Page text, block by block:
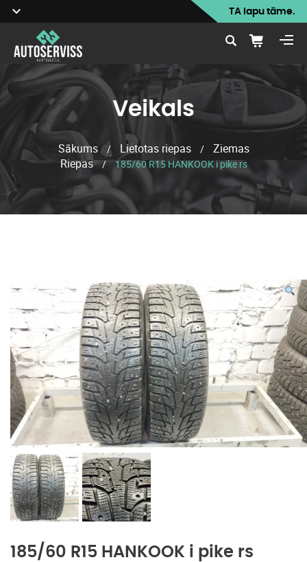
TA lapu tāme.
Veikals
Sākums / Lietotas riepas /
Ziemas
Riepas / 185/60 R15 HANKOOK i pike rs
185/60 R15 HANKOOK i pike rs